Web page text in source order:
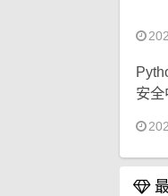
安